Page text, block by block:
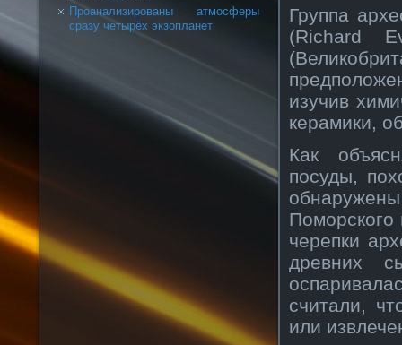
Проанализированы атмосферы
сразу четырёх экзопланет
Группа
(Richard
изучив
керамики,
Как
посуды,
черепки
древних
считали,
или